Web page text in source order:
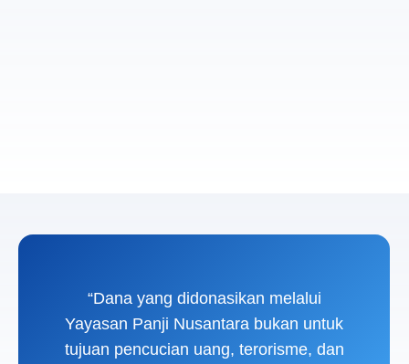
“Dana yang didonasikan melalui
Yayasan Panji Nusantara bukan untuk
tujuan pencucian uang, terorisme, dan